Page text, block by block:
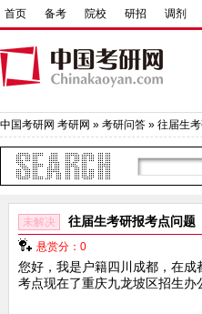
首页 备考 院校 研招 调剂
中国考研网 考研网 » 考研问答 » 往届生
未解决 往届生考研报考点问题
悬赏分：0
您好，我是户籍四川成都，在
考点现在了重庆九龙坡区招生